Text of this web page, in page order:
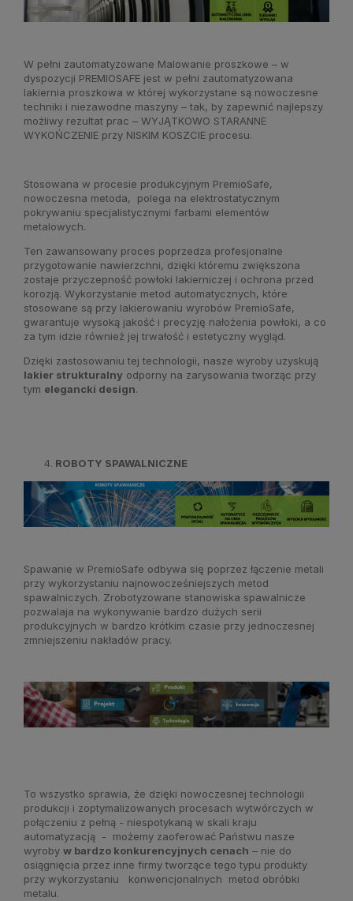
W pełni zautomatyzowane Malowanie proszkowe – w
dyspozycji PREMIOSAFE jest w pełni zautomatyzowana
lakiernia proszkowa w której wykorzystane są nowoczesne
techniki i niezawodne maszyny – tak, by zapewnić najlepszy
możliwy rezultat prac – WYJĄTKOWO STARANNE
WYKOŃCZENIE przy NISKIM KOSZCIE procesu.
Stosowana w procesie produkcyjnym PremioSafe,
nowoczesna metoda, polega na elektrostatycznym
pokrywaniu specjalistycznymi farbami elementów
metalowych.
Ten zawansowany proces poprzedza profesjonalne
przygotowanie nawierzchni, dzięki któremu zwiększona
zostaje przyczepność powłoki lakierniczej i ochrona przed
korozją. Wykorzystanie metod automatycznych, które
stosowane są przy lakierowaniu wyrobów PremioSafe,
gwarantuje wysoką jakość i precyzję nałożenia powłoki, a co
za tym idzie również jej trwałość i estetyczny wygląd.
Dzięki zastosowaniu tej technologii, nasze wyroby uzyskują
lakier strukturalny odporny na zarysowania tworząc przy
tym elegancki design.
ROBOTY SPAWALNICZNE
Spawanie w PremioSafe odbywa się poprzez łączenie metali
przy wykorzystaniu najnowocześniejszych metod
spawalniczych. Zrobotyzowane stanowiska spawalnicze
pozwalaja na wykonywanie bardzo dużych serii
produkcyjnych w bardzo krótkim czasie przy jednoczesnej
zmniejszeniu nakładów pracy.
To wszystko sprawia, że dzięki nowoczesnej technologii
produkcji i zoptymalizowanych procesach wytwórczych w
połączeniu z pełną - niespotykaną w skali kraju
automatyzacją - możemy zaoferować Państwu nasze
wyroby w bardzo konkurencyjnych cenach – nie do
osiągnięcia przez inne firmy tworzące tego typu produkty
przy wykorzystaniu konwencjonalnych metod obróbki
metalu.